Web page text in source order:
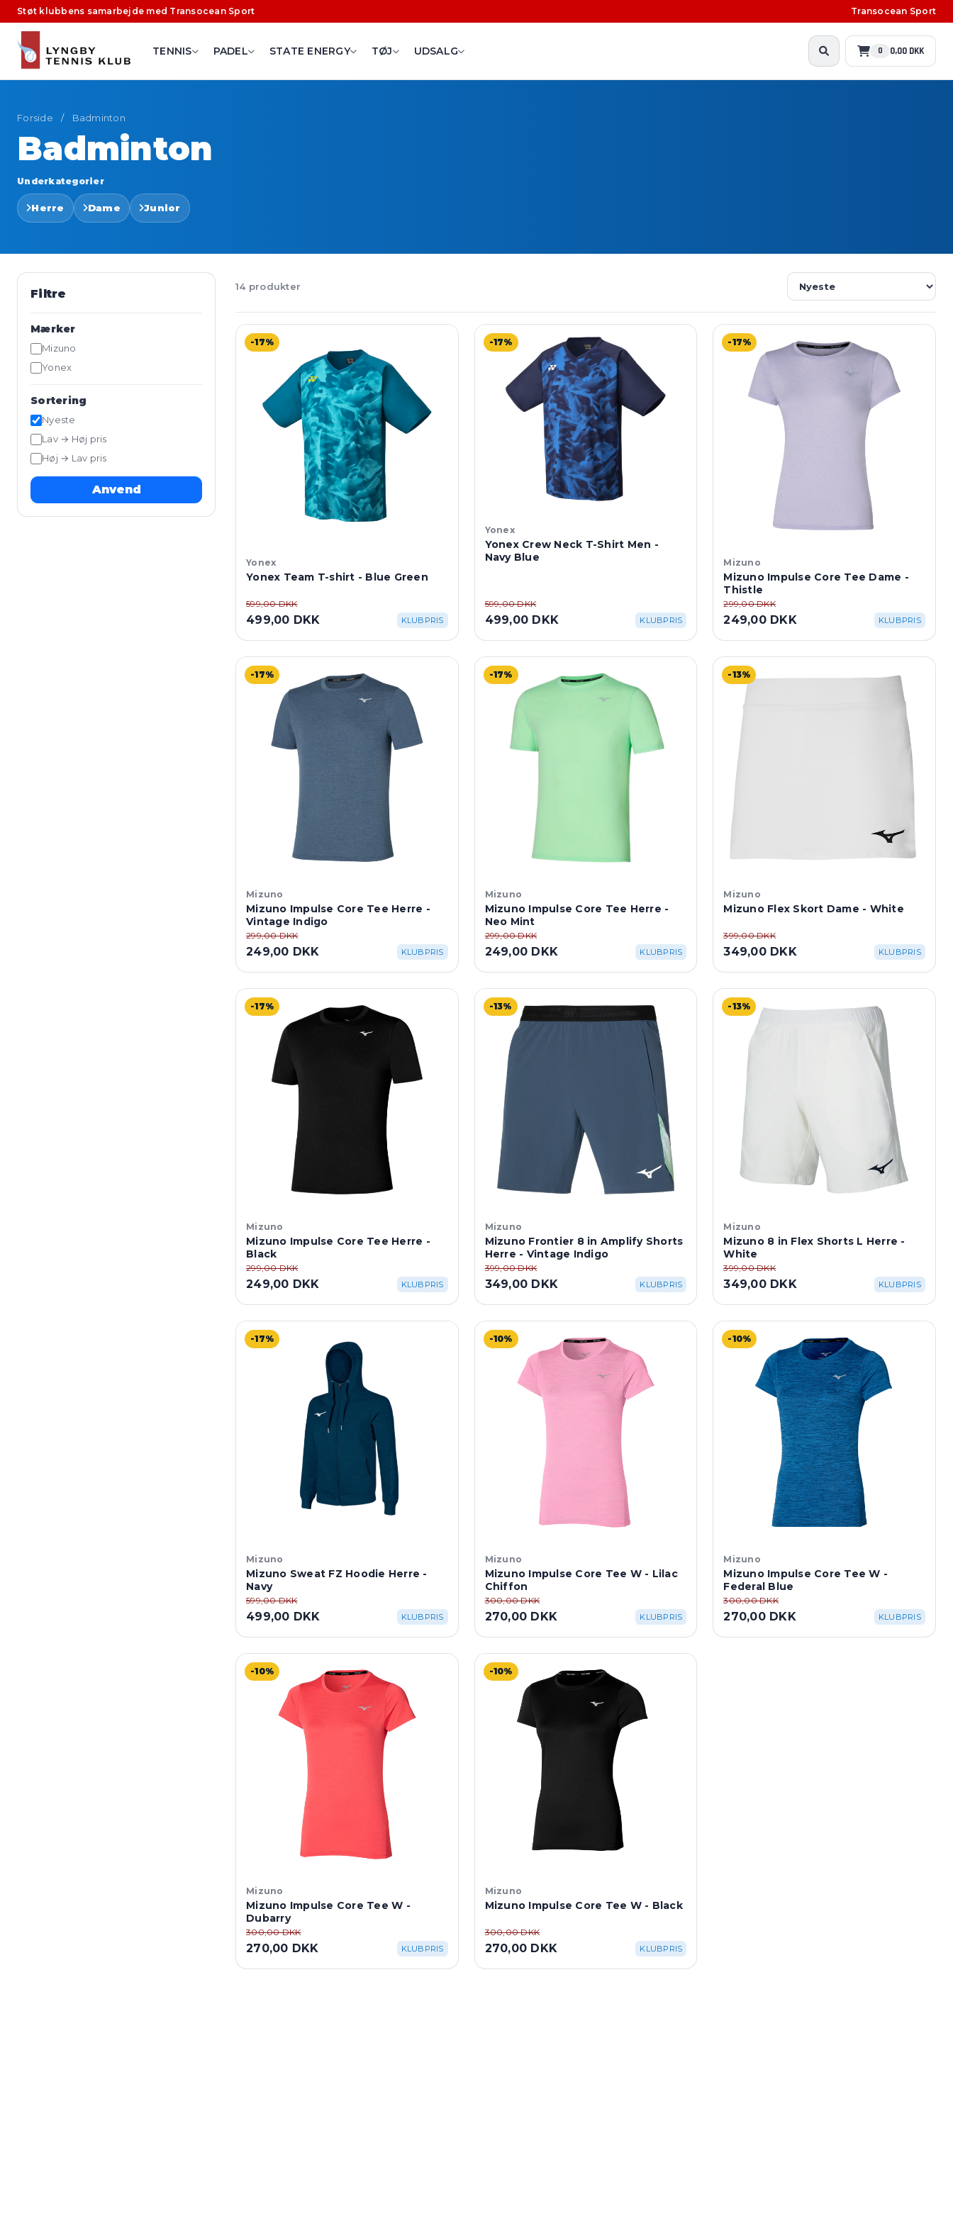
Støt klubbens samarbejde med Transocean Sport Transocean Sport
TENNIS PADEL STATE ENERGY TØJ UDSALG 0 0,00 DKK
Forside / Badminton
Badminton
Underkategorier
Herre Dame Junior
Filtre
Mærker
Mizuno
Yonex
Sortering
Nyeste
Lav → Høj pris
Høj → Lav pris
Anvend
14 produkter
-17%
Yonex
Yonex Team T-shirt - Blue Green
599,00 DKK
499,00 DKK KLUBPRIS
-17%
Yonex
Yonex Crew Neck T-Shirt Men -
Navy Blue
599,00 DKK
499,00 DKK KLUBPRIS
-17%
Mizuno
Mizuno Impulse Core Tee Dame -
Thistle
299,00 DKK
249,00 DKK KLUBPRIS
-17%
Mizuno
Mizuno Impulse Core Tee Herre -
Vintage Indigo
299,00 DKK
249,00 DKK KLUBPRIS
-17%
Mizuno
Mizuno Impulse Core Tee Herre -
Neo Mint
299,00 DKK
249,00 DKK KLUBPRIS
-13%
Mizuno
Mizuno Flex Skort Dame - White
399,00 DKK
349,00 DKK KLUBPRIS
-17%
Mizuno
Mizuno Impulse Core Tee Herre -
Black
299,00 DKK
249,00 DKK KLUBPRIS
-13%
Mizuno
Mizuno Frontier 8 in Amplify Shorts
Herre - Vintage Indigo
399,00 DKK
349,00 DKK KLUBPRIS
-13%
Mizuno
Mizuno 8 in Flex Shorts L Herre -
White
399,00 DKK
349,00 DKK KLUBPRIS
-17%
Mizuno
Mizuno Sweat FZ Hoodie Herre -
Navy
599,00 DKK
499,00 DKK KLUBPRIS
-10%
Mizuno
Mizuno Impulse Core Tee W - Lilac
Chiffon
300,00 DKK
270,00 DKK KLUBPRIS
-10%
Mizuno
Mizuno Impulse Core Tee W -
Federal Blue
300,00 DKK
270,00 DKK KLUBPRIS
-10%
Mizuno
Mizuno Impulse Core Tee W -
Dubarry
300,00 DKK
270,00 DKK KLUBPRIS
-10%
Mizuno
Mizuno Impulse Core Tee W - Black
300,00 DKK
270,00 DKK KLUBPRIS